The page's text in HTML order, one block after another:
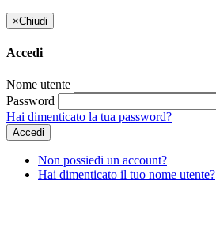
×Chiudi
Accedi
Nome utente
Password
Hai dimenticato la tua password?
Accedi
Non possiedi un account?
Hai dimenticato il tuo nome utente?